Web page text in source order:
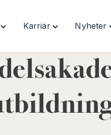
Toggle
Karriär
Toggle
menu
Nyheter